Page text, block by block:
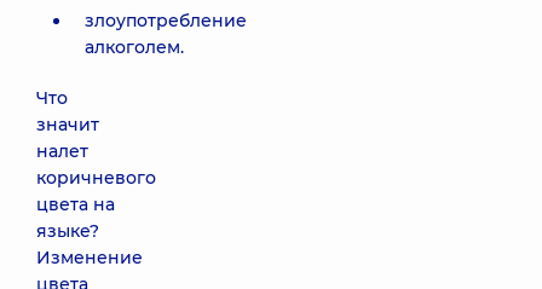
злоупотребление
алкоголем.
Что
значит
налет
коричневого
цвета на
языке?
Изменение
цвета